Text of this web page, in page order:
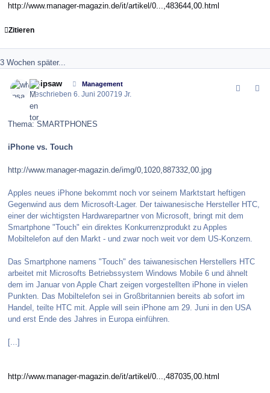
http://www.manager-magazin.de/it/artikel/0...,483644,00.html
Zitieren
3 Wochen später...
whipsaw Management
Geschrieben6. Juni 200719 Jr.
Thema: SMARTPHONES
iPhone vs. Touch
http://www.manager-magazin.de/img/0,1020,887332,00.jpg
Apples neues iPhone bekommt noch vor seinem Marktstart heftigen
Gegenwind aus dem Microsoft-Lager. Der taiwanesische Hersteller HTC,
einer der wichtigsten Hardwarepartner von Microsoft, bringt mit dem
Smartphone "Touch" ein direktes Konkurrenzprodukt zu Apples
Mobiltelefon auf den Markt - und zwar noch weit vor dem US-Konzern.
Das Smartphone namens "Touch" des taiwanesischen Herstellers HTC
arbeitet mit Microsofts Betriebssystem Windows Mobile 6 und ähnelt
dem im Januar von Apple Chart zeigen vorgestellten iPhone in vielen
Punkten. Das Mobiltelefon sei in Großbritannien bereits ab sofort im
Handel, teilte HTC mit. Apple will sein iPhone am 29. Juni in den USA
und erst Ende des Jahres in Europa einführen.
[...]
http://www.manager-magazin.de/it/artikel/0...,487035,00.html